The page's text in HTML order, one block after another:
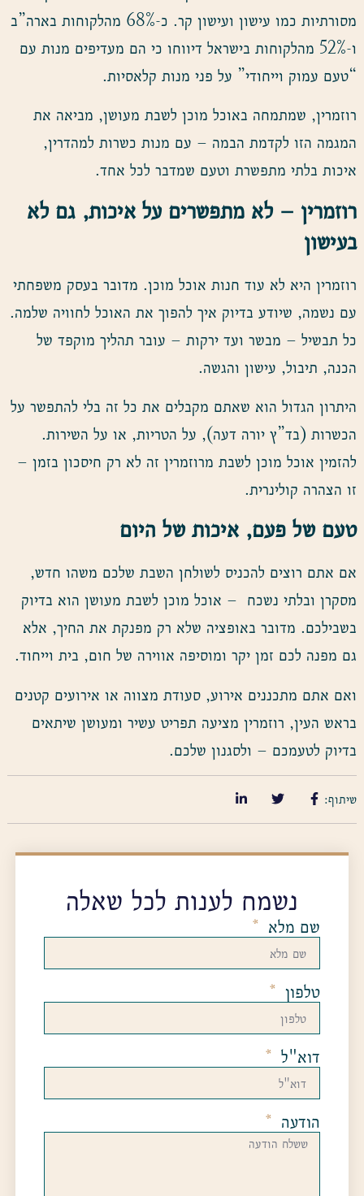
מסורתיות כמו עישון ועישון קר. כ-68% מהלקוחות בארה”ב
ו-52% מהלקוחות בישראל דיווחו כי הם מעדיפים מנות עם
“טעם עמוק וייחודי” על פני מנות קלאסיות.
רוזמרין, שמתמחה באוכל מוכן לשבת מעושן, מביאה את
המגמה הזו לקדמת הבמה – עם מנות כשרות למהדרין,
איכות בלתי מתפשרת וטעם שמדבר לכל אחד.
רוזמרין – לא מתפשרים על איכות, גם לא
בעישון
רוזמרין היא לא עוד חנות אוכל מוכן. מדובר בעסק משפחתי
עם נשמה, שיודע בדיוק איך להפוך את האוכל לחוויה שלמה.
כל תבשיל – מבשר ועד ירקות – עובר תהליך מוקפד של
הכנה, תיבול, עישון והגשה.
היתרון הגדול הוא שאתם מקבלים את כל זה בלי להתפשר על
הכשרות (בד”ץ יורה דעה), על הטריות, או על השירות.
להזמין אוכל מוכן לשבת מרוזמרין זה לא רק חיסכון בזמן –
זו הצהרה קולינרית.
טעם של פעם, איכות של היום
אם אתם רוצים להכניס לשולחן השבת שלכם משהו חדש,
מסקרן ובלתי נשכח – אוכל מוכן לשבת מעושן הוא בדיוק
בשבילכם. מדובר באופציה שלא רק מפנקת את החיך, אלא
גם מפנה לכם זמן יקר ומוסיפה אווירה של חום, בית וייחוד.
ואם אתם מתכננים אירוע, סעודת מצווה או אירועים קטנים
בראש העין, רוזמרין מציעה תפריט עשיר ומעושן שיתאים
בדיוק לטעמכם – ולסגנון שלכם.
שיתוף:
נשמח לענות לכל שאלה
שם מלא
טלפון
דוא"ל
הודעה